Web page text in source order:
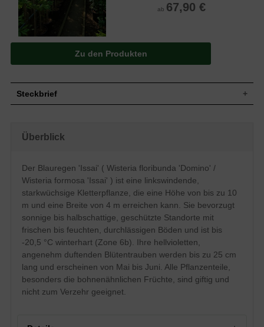
ab 67,90 €
Zu den Produkten
Steckbrief
Blatt
Sommergrün, elliptisch bis länglich-
eiförmig, gefiedert, am Ende zugespitzt,
hellgrün, Herbstfärbung gelblich, bis zu 8
cm lang
Frucht
Länglich, grün, Hülsenfrucht,
bohnenähnlich, nicht zum Verzehr
geeignet
Blüte
Hellviolett, in bis zu 25 cm langen
Trauben, angenehm duftend
Blütezeit
Rinde
Braungrau, glatt
Wurzeln
Fleischig, kräftig und weitstreichend, eher
flachwurzelig
Überblick
Der Blauregen 'Issai' ( Wisteria floribunda 'Domino' /
Wisteria formosa 'Issai' ) ist eine linkswindende,
starkwüchsige Kletterpflanze, die eine Höhe von bis zu 10
m und eine Breite von 4 m erreichen kann. Sie bevorzugt
sonnige bis halbschattige, geschützte Standorte mit
frischen bis feuchten, durchlässigen Böden und ist bis
-20,5 °C winterhart (Zone 6b). Ihre hellvioletten,
angenehm duftenden Blütentrauben werden bis zu 25 cm
lang und erscheinen von Mai bis Juni. Alle Pflanzenteile,
besonders die bohnenähnlichen Früchte, sind giftig und
nicht zum Verzehr geeignet.